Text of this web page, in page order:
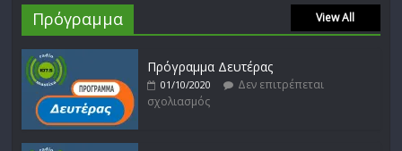
Πρόγραμμα View All
Πρόγραμμα Δευτέρας
01/10/2020
Δεν επιτρέπεται
σχολιασμός